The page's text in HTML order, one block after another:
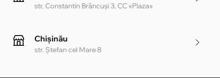
str. Constantin Brâncuși 3, CC «Plaza»
Chișinău
str. Ștefan cel Mare 8